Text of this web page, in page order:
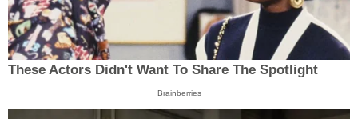
These Actors Didn't Want To Share The Spotlight
Brainberries